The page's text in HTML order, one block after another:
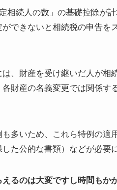
相続人の数」の基礎控除が
できないと相続税の申告を
、財産を受け継いだ人が相
財産の名義変更では関係す
多いため、これら特例の適
た公的な書類）などが必要
るのは大変ですし時間もか